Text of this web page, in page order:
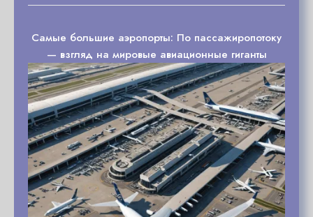
Самые большие аэропорты: По пассажиропотоку
— взгляд на мировые авиационные гиганты